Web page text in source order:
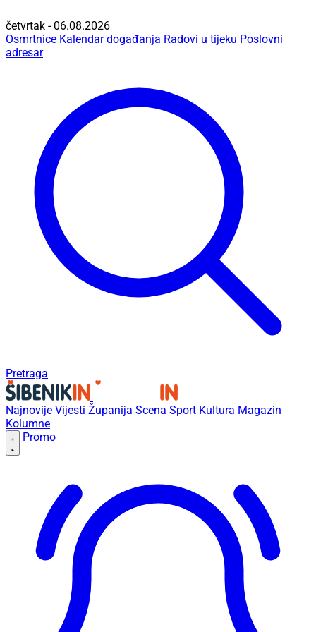
četvrtak - 06.08.2026
Osmrtnice Kalendar događanja Radovi u tijeku Poslovni
adresar
Pretraga
Najnovije Vijesti Županija Scena Sport Kultura Magazin
Kolumne
Promo